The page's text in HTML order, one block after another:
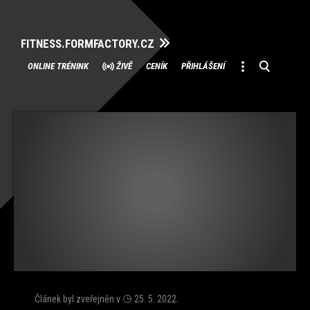
FITNESS.FORMFACTORY.CZ
Přeskočit
na
ONLINE TRÉNINK ŽIVĚ CENÍK PŘIHLÁŠENÍ
Článek byl zveřejněn v 25. 5. 2022